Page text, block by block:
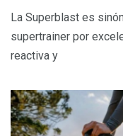
La Superblast es
supertrainer por
reactiva y